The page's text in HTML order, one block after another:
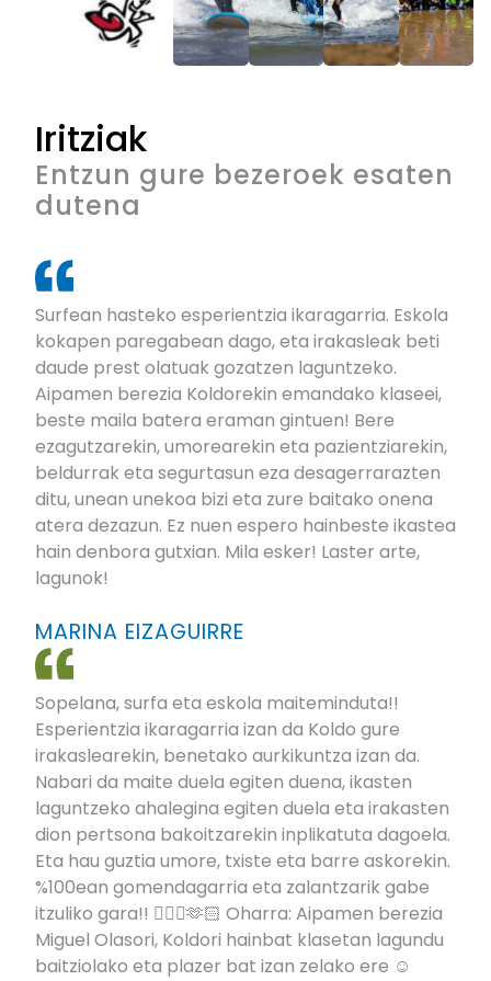
Iritziak
Entzun gure bezeroek esaten
dutena
Surfean hasteko esperientzia ikaragarria. Eskola
kokapen paregabean dago, eta irakasleak beti
daude prest olatuak gozatzen laguntzeko.
Aipamen berezia Koldorekin emandako klaseei,
beste maila batera eraman gintuen! Bere
ezagutzarekin, umorearekin eta pazientziarekin,
beldurrak eta segurtasun eza desagerrarazten
ditu, unean unekoa bizi eta zure baitako onena
atera dezazun. Ez nuen espero hainbeste ikastea
hain denbora gutxian. Mila esker! Laster arte,
lagunok!
MARINA EIZAGUIRRE
Sopelana, surfa eta eskola maiteminduta!!
Esperientzia ikaragarria izan da Koldo gure
irakaslearekin, benetako aurkikuntza izan da.
Nabari da maite duela egiten duena, ikasten
laguntzeko ahalegina egiten duela eta irakasten
dion pertsona bakoitzarekin inplikatuta dagoela.
Eta hau guztia umore, txiste eta barre askorekin.
%100ean gomendagarria eta zalantzarik gabe
itzuliko gara!! 🏄🏽‍♀️🫶🏻 Oharra: Aipamen berezia
Miguel Olasori, Koldori hainbat klasetan lagundu
baitziolako eta plazer bat izan zelako ere ☺️